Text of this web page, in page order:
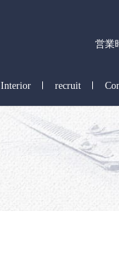
営業
Interior recruit